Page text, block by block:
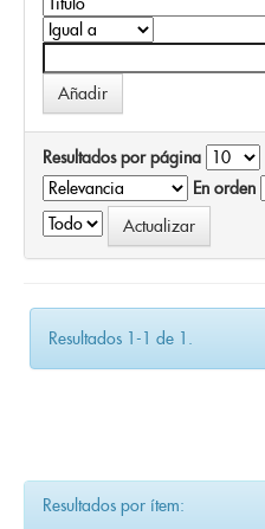
Resultados por página
En orden
Resultados 1-1 de 1.
Resultados por ítem: